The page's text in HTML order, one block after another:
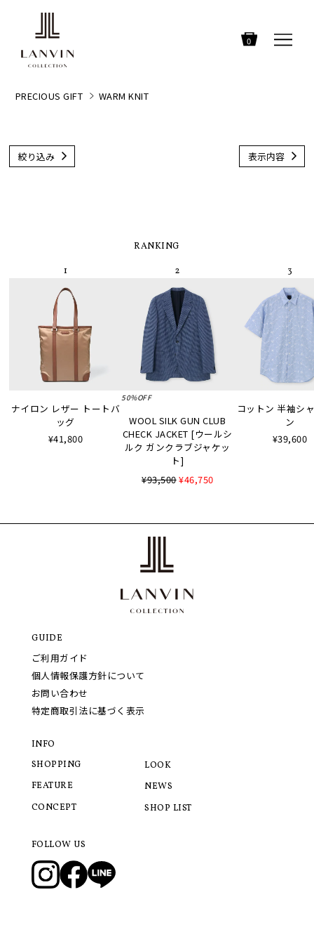
0
PRECIOUS GIFT WARM KNIT
絞り込み 表示内容
RANKING
ナイロン レザー トートバ
ッグ
¥41,800
50%OFF
WOOL SILK GUN CLUB
CHECK JACKET [ウールシ
ルク ガンクラブジャケッ
ト]
¥93,500¥46,750
コットン 半袖シ
ン
¥39,600
GUIDE
ご利用ガイド
個人情報保護方針について
お問い合わせ
特定商取引法に基づく表示
INFO
SHOPPING
FEATURE
CONCEPT
LOOK
NEWS
SHOP LIST
FOLLOW US